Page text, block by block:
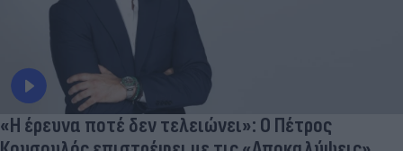
«Η έρευνα ποτέ δεν τελειώνει»: Ο Πέτρος